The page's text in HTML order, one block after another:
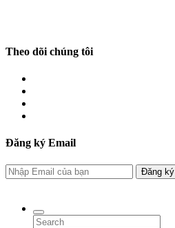
Theo dõi chúng tôi
Đăng ký Email
Đăng ký